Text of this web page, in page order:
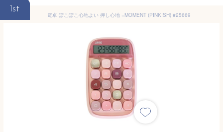
1st
電卓 ぽこぽこ心地よい 押し心地 =MOMENT (PINKISH) #25669